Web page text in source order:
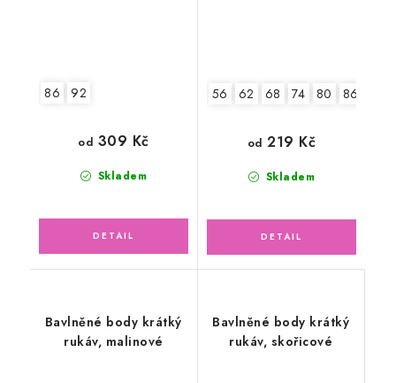
86 92
Skladem
od 309 Kč
56 62 68 74 80 86
Skladem
od 219 Kč
Bavlněné body krátký
rukáv, malinové
Bavlněné body krátký
rukáv, skořicové